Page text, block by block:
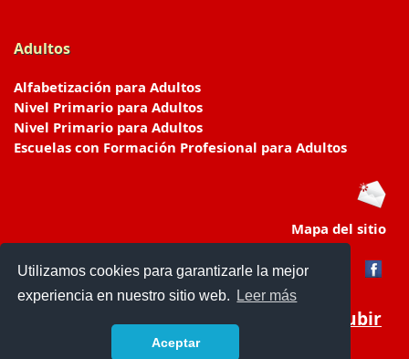
Utilizamos cookies para garantizarle la mejor
experiencia en nuestro sitio web.
Leer más
Aceptar
Adultos
Alfabetización para Adultos
Nivel Primario para Adultos
Nivel Primario para Adultos
Escuelas con Formación Profesional para Adultos
Mapa del sitio
Subir